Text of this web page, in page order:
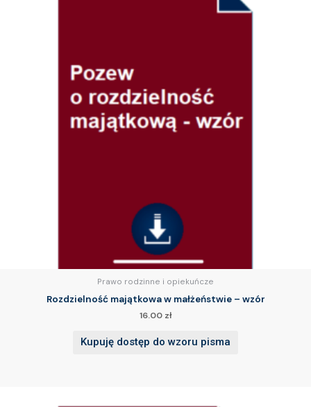
Prawo rodzinne i opiekuńcze
Rozdzielność majątkowa w małżeństwie – wzór
16.00 zł
Kupuję dostęp do wzoru pisma